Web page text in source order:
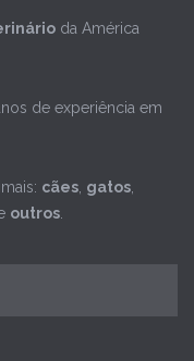
da América
de experiência em
cães, gatos,
outros.